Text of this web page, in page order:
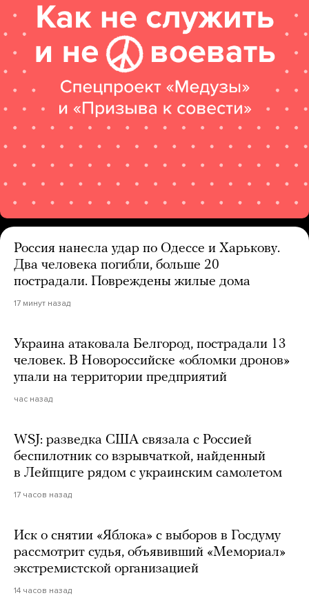
Россия нанесла удар по Одессе и Харькову.
Два человека погибли, больше 20
пострадали. Повреждены жилые дома
17 минут назад
Украина атаковала Белгород, пострадали 13
человек. В Новороссийске «обломки дронов»
упали на территории предприятий
час назад
WSJ: разведка США связала с Россией
беспилотник со взрывчаткой, найденный
в Лейпциге рядом с украинским самолетом
17 часов назад
Иск о снятии «Яблока» с выборов в Госдуму
рассмотрит судья, объявивший «Мемориал»
экстремистской организацией
14 часов назад